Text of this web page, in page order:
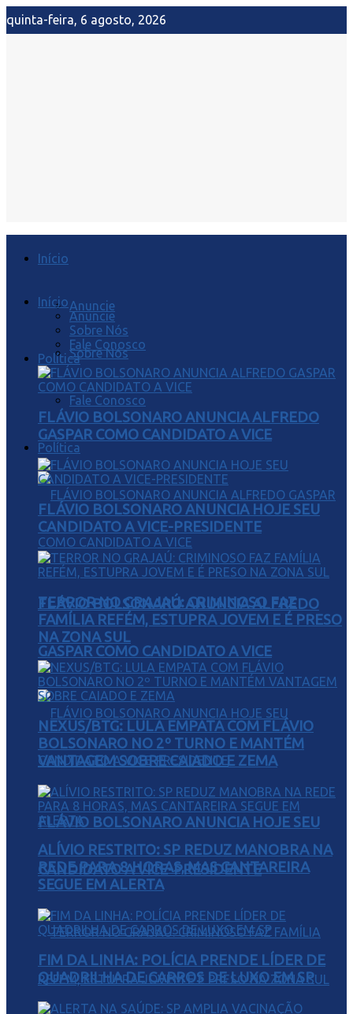
quinta-feira, 6 agosto, 2026
Início
Anuncie
Sobre Nós
Fale Conosco
Política
FLÁVIO BOLSONARO ANUNCIA ALFREDO
GASPAR COMO CANDIDATO A VICE
FLÁVIO BOLSONARO ANUNCIA HOJE SEU
CANDIDATO A VICE-PRESIDENTE
Início
Anuncie
Sobre Nós
Fale Conosco
Política
FLÁVIO BOLSONARO ANUNCIA ALFREDO
GASPAR COMO CANDIDATO A VICE
FLÁVIO BOLSONARO ANUNCIA HOJE SEU
CANDIDATO A VICE-PRESIDENTE
TERROR NO GRAJAÚ: CRIMINOSO FAZ
FAMÍLIA REFÉM, ESTUPRA JOVEM E É PRESO
NA ZONA SUL
NEXUS/BTG: LULA EMPATA COM FLÁVIO
BOLSONARO NO 2º TURNO E MANTÉM
VANTAGEM SOBRE CAIADO E ZEMA
ALÍVIO RESTRITO: SP REDUZ MANOBRA NA
REDE PARA 8 HORAS, MAS CANTAREIRA
SEGUE EM ALERTA
FIM DA LINHA: POLÍCIA PRENDE LÍDER DE
QUADRILHA DE CARROS DE LUXO EM SP